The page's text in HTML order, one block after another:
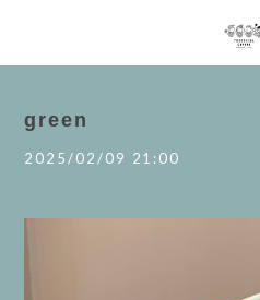
green
2025/02/09 21:00